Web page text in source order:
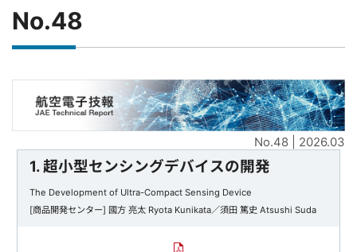
No.48
No.48 | 2026.03
1. 超小型センシングデバイスの開発
The Development of Ultra-Compact Sensing Device
[商品開発センター] 國方 亮太 Ryota Kunikata／須田 篤史 Atsushi Suda